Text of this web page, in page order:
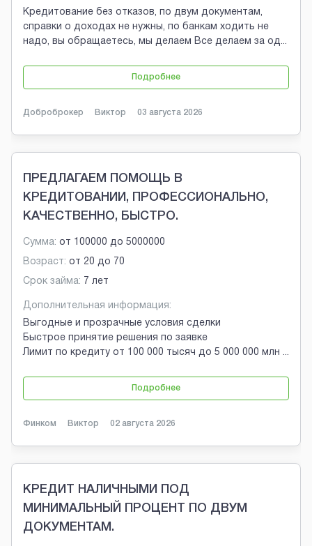
Кредитование без отказов, по двум документам,
справки о доходах не нужны, по банкам ходить не
надо, вы обращаетесь, мы делаем Все делаем за од...
Подробнее
Доброброкер Виктор 03 августа 2026
ПРЕДЛАГАЕМ ПОМОЩЬ В
КРЕДИТОВАНИИ, ПРОФЕССИОНАЛЬНО,
КАЧЕСТВЕННО, БЫСТРО.
Сумма: от 100000 до 5000000
Возраст: от 20 до 70
Срок займа: 7 лет
Дополнительная информация:
Выгодные и прозрачные условия сделки
Быстрое принятие решения по заявке
Лимит по кредиту от 100 000 тысяч до 5 000 000 млн ...
Подробнее
Финком Виктор 02 августа 2026
КРЕДИТ НАЛИЧНЫМИ ПОД
МИНИМАЛЬНЫЙ ПРОЦЕНТ ПО ДВУМ
ДОКУМЕНТАМ.